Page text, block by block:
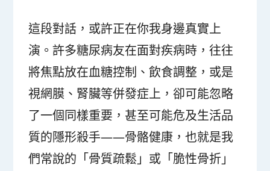
這段對話，或許正在你我身邊真實上
演。許多糖尿病友在面對疾病時，往往
將焦點放在血糖控制、飲食調整，或是
視網膜、腎臟等併發症上，卻可能忽略
了一個同樣重要，甚至可能危及生活品
質的隱形殺手——骨骼健康，也就是我
們常說的「骨質疏鬆」或「脆性骨折」